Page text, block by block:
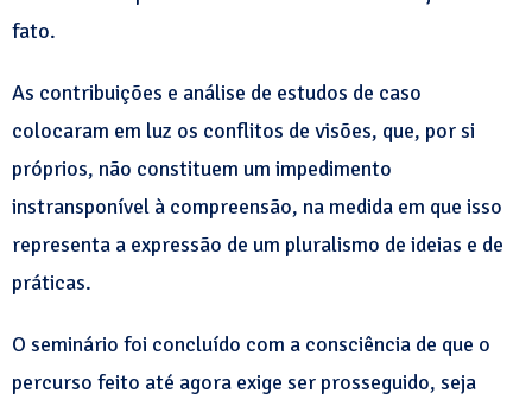
fato.
As contribuições e análise de estudos de caso
colocaram em luz os conflitos de visões, que, por si
próprios, não constituem um impedimento
instransponível à compreensão, na medida em que isso
representa a expressão de um pluralismo de ideias e de
práticas.
O seminário foi concluído com a consciência de que o
percurso feito até agora exige ser prosseguido, seja